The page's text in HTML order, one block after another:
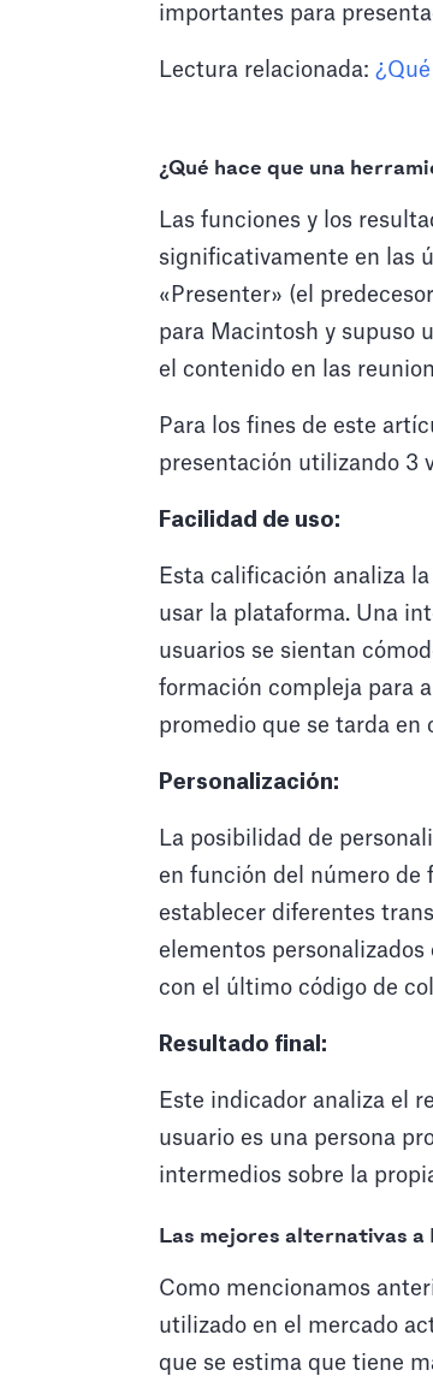
importantes para
Lectura relacionada:
¿Qué hace que una
Las funciones y los
significativamente en las
«Presenter» (el
para Macintosh y supuso
el contenido en las
Para los fines de este
presentación utilizando 3
Facilidad de uso:
Esta calificación analiza
usar la plataforma. Una
usuarios se sientan
formación compleja para
promedio que se tarda en
Personalización:
La posibilidad de
en función del número de
establecer diferentes
elementos
con el último código de
Resultado final:
Este indicador analiza el
usuario es una persona
intermedios sobre la
Las mejores alternativas
Como mencionamos
utilizado en el mercado
que se estima que tiene